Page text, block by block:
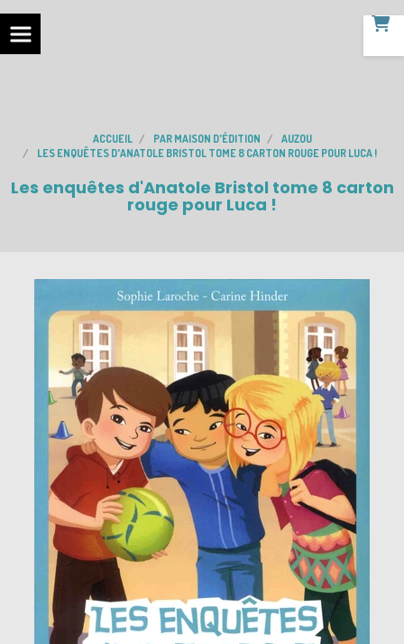
ACCUEIL PAR MAISON D'ÉDITION
AUZOU
LES ENQUÊTES D'ANATOLE BRISTOL TOME 8 CARTON ROUGE POUR LUCA !
Les enquêtes d'Anatole Bristol tome 8 carton
rouge pour Luca !